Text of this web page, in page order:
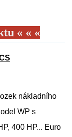
« « «
nákladního
WP s
400 HP... Euro